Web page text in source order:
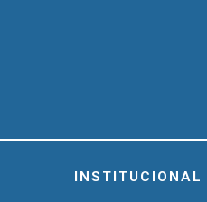
INSTITUCIONAL